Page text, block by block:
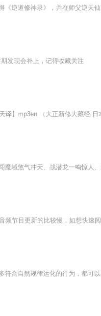
发现会补上，记得收藏关注